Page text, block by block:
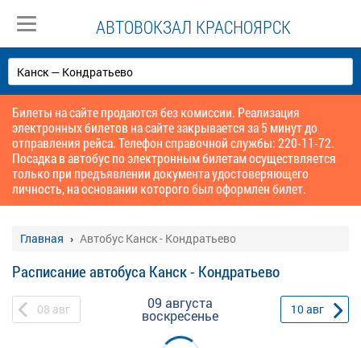
АВТОВОКЗАЛ КРАСНОЯРСК
Билеты на сайте продаются без комиссии. Реализация
электронных билетов на сайте закрывается за 5 минут до
отправления рейса. Телефон справочной службы: 220-11-72.
Посадка в автобус по электронным билетам осуществляется
только при предъявлении документа удостоверяющего
личность, на основании которого был оформлен билет.
Главная Автобус Канск - Кондратьево
Расписание автобуса Канск - Кондратьево
08 авг 09 августа
воскресенье 10авг